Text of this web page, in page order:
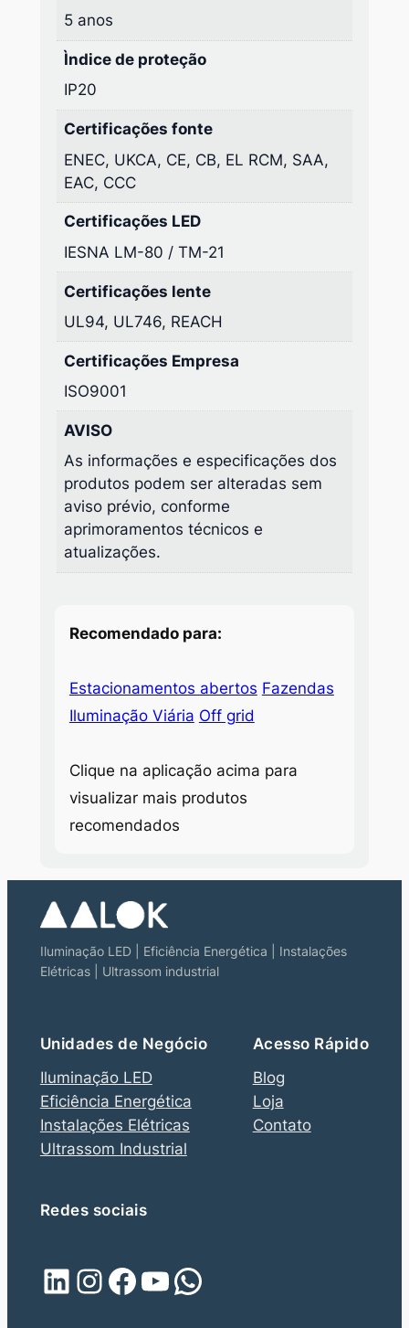
5 anos
Ìndice de proteção
IP20
Certificações fonte
ENEC, UKCA, CE, CB, EL RCM, SAA,
EAC, CCC
Certificações LED
IESNA LM-80 / TM-21
Certificações lente
UL94, UL746, REACH
Certificações Empresa
ISO9001
AVISO
As informações e especificações dos
produtos podem ser alteradas sem
aviso prévio, conforme
aprimoramentos técnicos e
atualizações.
Recomendado para:
Estacionamentos abertos Fazendas
Iluminação Viária Off grid
Clique na aplicação acima para
visualizar mais produtos
recomendados
Iluminação LED | Eficiência Energética | Instalações
Elétricas | Ultrassom industrial
Unidades de Negócio
Iluminação LED
Eficiência Energética
Instalações Elétricas
Ultrassom Industrial
Acesso Rápido
Blog
Loja
Contato
Redes sociais
LinkedIn Instagram Facebook Youtube WhatsApp